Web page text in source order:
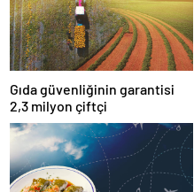
Gıda güvenliğinin garantisi
2,3 milyon çiftçi